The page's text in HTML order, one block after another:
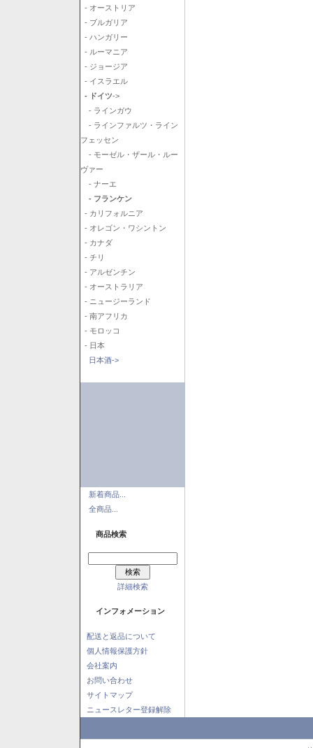
- オーストリア
- ブルガリア
- ハンガリー
- ルーマニア
- ジョージア
- イスラエル
- ドイツ->
- ラインガウ
- ラインファルツ・ライン
フェッセン
- モーゼル・ザール・ルー
ヴァー
- ナーエ
- フランケン
- カリフォルニア
- オレゴン・ワシントン
- カナダ
- チリ
- アルゼンチン
- オーストラリア
- ニュージーランド
- 南アフリカ
- モロッコ
- 日本
日本酒->
新着商品...
全商品...
商品検索
詳細検索
インフォメーション
配送と返品について
個人情報保護方針
会社案内
お問い合わせ
サイトマップ
ニュースレター登録解除